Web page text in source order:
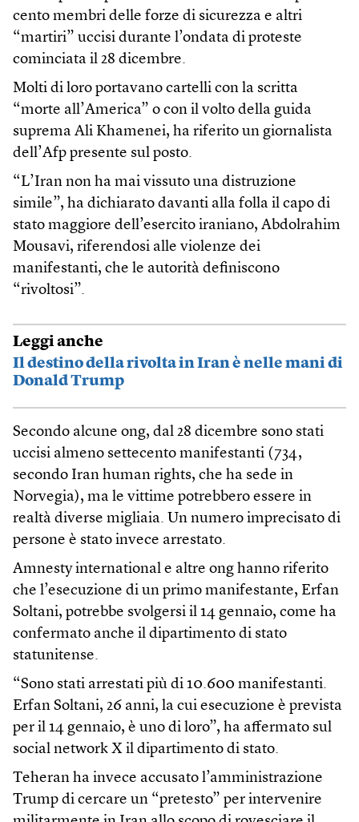
cento membri delle forze di sicurezza e altri
“martiri” uccisi durante l’ondata di proteste
cominciata il 28 dicembre.
Molti di loro portavano cartelli con la scritta
“morte all’America” o con il volto della guida
suprema Ali Khamenei, ha riferito un giornalista
dell’Afp presente sul posto.
“L’Iran non ha mai vissuto una distruzione
simile”, ha dichiarato davanti alla folla il capo di
stato maggiore dell’esercito iraniano, Abdolrahim
Mousavi, riferendosi alle violenze dei
manifestanti, che le autorità definiscono
“rivoltosi”.
Leggi anche
Il destino della rivolta in Iran è nelle mani di
Donald Trump
Secondo alcune ong, dal 28 dicembre sono stati
uccisi almeno settecento manifestanti (734,
secondo Iran human rights, che ha sede in
Norvegia), ma le vittime potrebbero essere in
realtà diverse migliaia. Un numero imprecisato di
persone è stato invece arrestato.
Amnesty international e altre ong hanno riferito
che l’esecuzione di un primo manifestante, Erfan
Soltani, potrebbe svolgersi il 14 gennaio, come ha
confermato anche il dipartimento di stato
statunitense.
“Sono stati arrestati più di 10.600 manifestanti.
Erfan Soltani, 26 anni, la cui esecuzione è prevista
per il 14 gennaio, è uno di loro”, ha affermato sul
social network X il dipartimento di stato.
Teheran ha invece accusato l’amministrazione
Trump di cercare un “pretesto” per intervenire